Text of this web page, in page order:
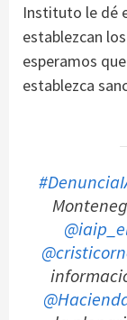
Instituto le dé
establezcan
esperamos
establezca